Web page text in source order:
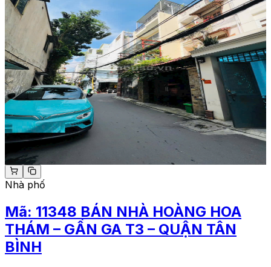
Nhà phố
Mã: 11348 BÁN NHÀ HOÀNG HOA
THÁM – GẦN GA T3 – QUẬN TÂN
BÌNH